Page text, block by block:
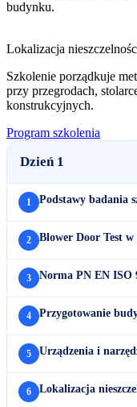
budynku.
Lokalizacja
Szkolenie porządkuje
przy przegrodach,
konstrukcyjnych.
Program szkolenia
Dzień 1
1 Podstawy badania
2 Blower Door Test
3 Norma PN EN ISO
4 Przygotowanie
5 Urządzenia i
6 Lokalizacja